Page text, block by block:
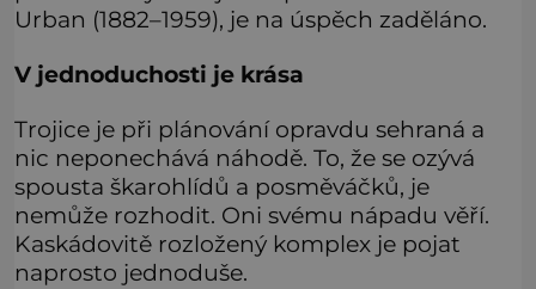
Urban (1882–1959), je na úspěch zaděláno.
V jednoduchosti je krása
Trojice je při plánování opravdu sehraná a
nic neponechává náhodě. To, že se ozývá
spousta škarohlídů a posměváčků, je
nemůže rozhodit. Oni svému nápadu věří.
Kaskádovitě rozložený komplex je pojat
naprosto jednoduše.